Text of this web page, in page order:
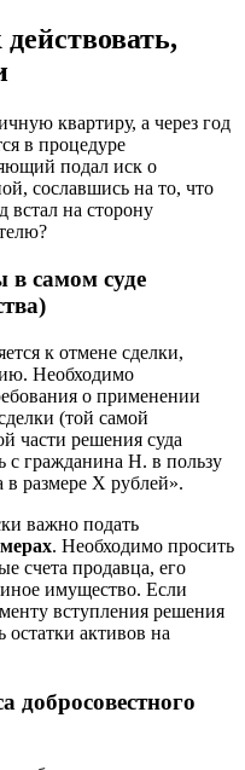
квартиру, а через год
в процедуре
подал иск о
сославшись на то, что
на сторону
самом суде
к отмене сделки,
Необходимо
о применении
(той самой
части решения суда
с гражданина Н. в пользу
размере X рублей».
важно подать
. Необходимо просить
счета продавца, его
имущество. Если
вступления решения
остатки активов на
добросовестного